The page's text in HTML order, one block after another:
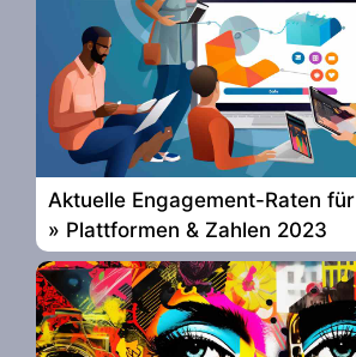
Aktuelle Engagement-Raten
» Plattformen & Zahlen 2023